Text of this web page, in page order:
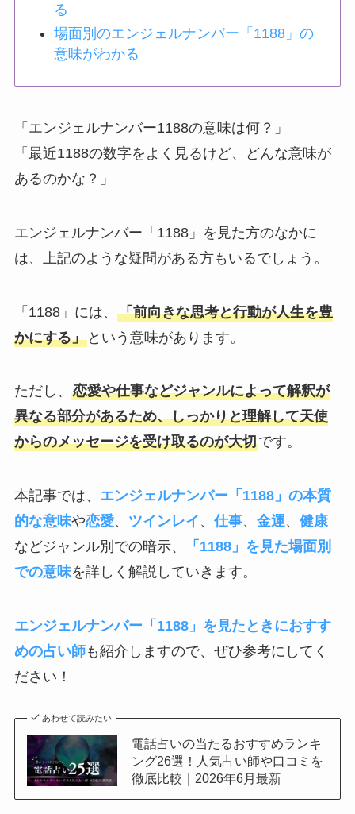
る
場面別のエンジェルナンバー「1188」の
意味がわかる
「エンジェルナンバー1188の意味は何？」
「最近1188の数字をよく見るけど、どんな意味が
あるのかな？」
エンジェルナンバー「1188」を見た方のなかに
は、上記のような疑問がある方もいるでしょう。
「1188」には、 「前向きな思考と行動が人生を豊
かにする」という意味があります。
ただし、 恋愛や仕事などジャンルによって解釈が
異なる部分があるため、しっかりと理解して天使
からのメッセージを受け取るのが大切です。
本記事では、 エンジェルナンバー「1188」の本質
的な意味や恋愛、 ツインレイ 、 仕事、 金運、 健康
などジャンル別での暗示、
「1188」を見た場面別
での意味を詳しく解説していきます。
エンジェルナンバー「1188」を見たときにおすす
めの占い師も紹介しますので、ぜひ参考にしてく
ださい！
あわせて読みたい
電話占いの当たるおすすめランキ
ング26選！人気占い師や口コミを
徹底比較｜2026年6月最新